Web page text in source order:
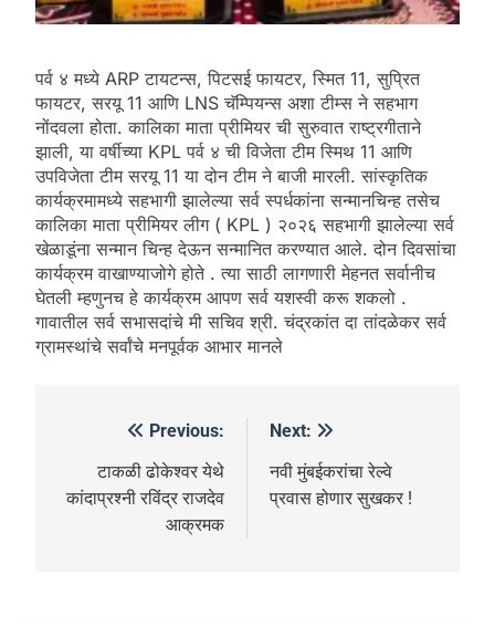
पर्व ४ मध्ये ARP टायटन्स, पिटसई फायटर, स्मित 11, सुप्रित
फायटर, सरयू 11 आणि LNS चॅम्पियन्स अशा टीम्स ने सहभाग
नोंदवला होता. कालिका माता प्रीमियर ची सुरुवात राष्ट्रगीताने
झाली, या वर्षीच्या KPL पर्व ४ ची विजेता टीम स्मिथ 11 आणि
उपविजेता टीम सरयू 11 या दोन टीम ने बाजी मारली. सांस्कृतिक
कार्यक्रमामध्ये सहभागी झालेल्या सर्व स्पर्धकांना सन्मानचिन्ह तसेच
कालिका माता प्रीमियर लीग ( KPL ) २०२६ सहभागी झालेल्या सर्व
खेळाडूंना सन्मान चिन्ह देऊन सन्मानित करण्यात आले. दोन दिवसांचा
कार्यक्रम वाखाण्याजोगे होते . त्या साठी लागणारी मेहनत सर्वानीच
घेतली म्हणुनच हे कार्यक्रम आपण सर्व यशस्वी करू शकलो .
गावातील सर्व सभासदांचे मी सचिव श्री. चंद्रकांत दा तांदळेकर सर्व
ग्रामस्थांचे सर्वांचे मनपूर्वक आभार मानले
Previous:
टाकळी ढोकेश्वर येथे
कांदाप्रश्नी रविंद्र राजदेव
आक्रमक
Next:
नवी मुंबईकरांचा रेल्वे
प्रवास होणार सुखकर !